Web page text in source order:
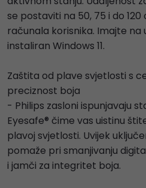
se postaviti na 50, 75 i do
računala korisnika. Imajte na
instaliran Windows 11.
Zaštita od plave svjetlosti s
preciznost boja
- Philips zasloni ispunjavaju
Eyesafe® čime vas uistinu
plavoj svjetlosti. Uvijek
pomaže pri smanjivanju
i jamči za integritet boja.